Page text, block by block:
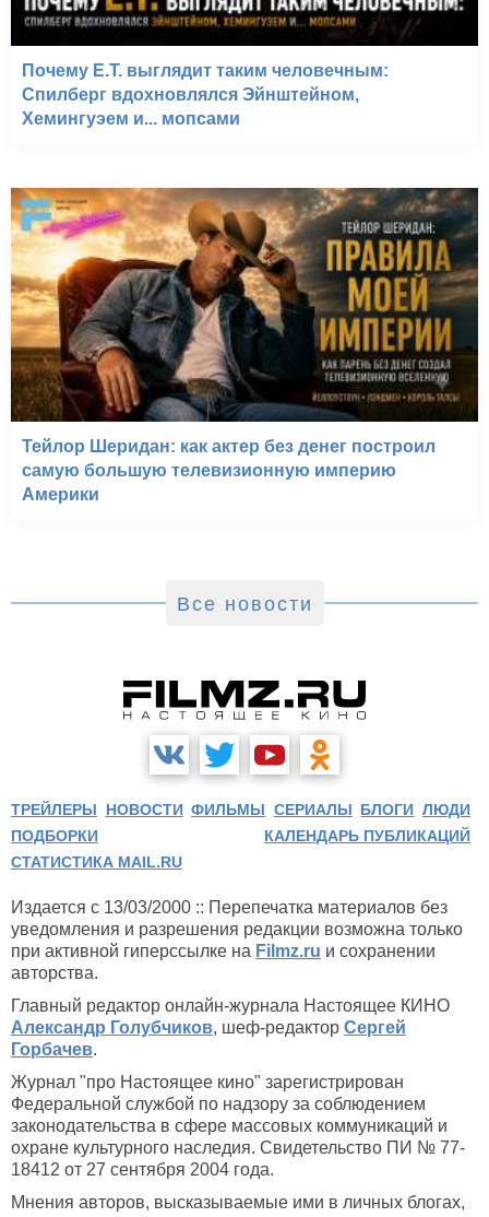
Почему E.T. выглядит таким человечным:
Спилберг вдохновлялся Эйнштейном,
Хемингуэем и... мопсами
Тейлор Шеридан: как актер без денег построил
самую большую телевизионную империю
Америки
Все новости
ТРЕЙЛЕРЫ НОВОСТИ ФИЛЬМЫ СЕРИАЛЫ БЛОГИ ЛЮДИ
ПОДБОРКИ
КАЛЕНДАРЬ ПУБЛИКАЦИЙ
СТАТИСТИКА MAIL.RU
Издается с 13/03/2000 :: Перепечатка материалов без
уведомления и разрешения редакции возможна только
при активной гиперссылке на Filmz.ru и сохранении
авторства.
Главный редактор онлайн-журнала Настоящее КИНО
Александр Голубчиков, шеф-редактор Сергей
Горбачев.
Журнал "про Настоящее кино" зарегистрирован
Федеральной службой по надзору за соблюдением
законодательства в сфере массовых коммуникаций и
охране культурного наследия. Свидетельство ПИ № 77-
18412 от 27 сентября 2004 года.
Мнения авторов, высказываемые ими в личных блогах,